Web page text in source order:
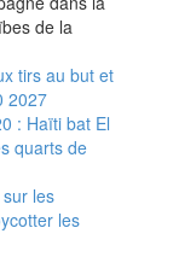
de la
tirs au but et
2027
: Haïti bat El
quarts de
les
les